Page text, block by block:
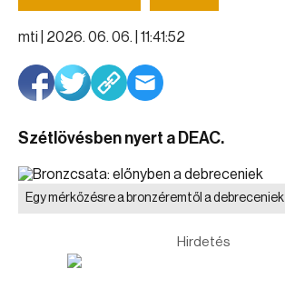
mti | 2026. 06. 06. | 11:41:52
Szétlövésben nyert a DEAC.
Egy mérkőzésre a bronzéremtől a debreceniek
Hirdetés